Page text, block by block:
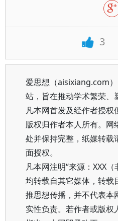
3
爱思想（aisixiang.com
站，旨在推动学术繁荣、
凡本网首发及经作者授权
版权归作者本人所有。网
处并保持完整，纸媒转载
面授权。
凡本网注明“来源：XXX（
均转载自其它媒体，转载
推思想传播，并不代表本
实性负责。若作者或版权